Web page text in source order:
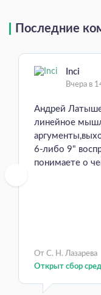
Последние
Inci
Вчера в
Андрей
линейное
6-либо 9"
понимаете о
От С. Н. Лазарева
Открыт сбор